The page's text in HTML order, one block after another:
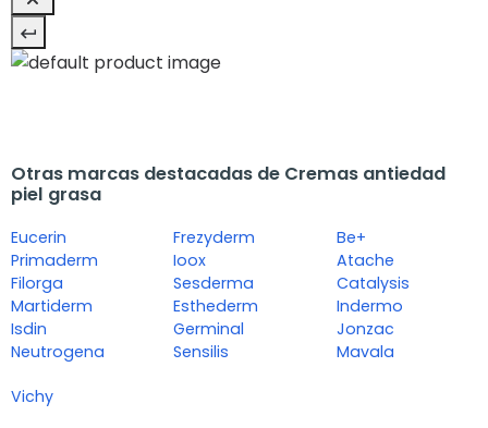
Otras marcas destacadas de Cremas antiedad
piel grasa
Eucerin
Primaderm
Filorga
Martiderm
Isdin
Neutrogena
Frezyderm
Ioox
Sesderma
Esthederm
Germinal
Sensilis
Be+
Atache
Catalysis
Indermo
Jonzac
Mavala
Vichy